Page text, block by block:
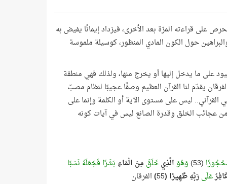
على قراءته المرّة بعد الأخرى، فيزداد إيمانًا يفيض به
حول الكون المادي المنظور، كوسيلة ملموسة
على ما يدخل إليها أو يخرج منها، ولذلك فهي منطقة
يقدّم لنا القرآن العظيم وصفًا عجيبًا لنظام مصبّ
القرآني.. ليس على مستوى الآية أو الكلمة وإنما على
عجائب الخلق وقدرة الصانع ليس في آيات كونه
(53) وَهُوَالَّذِيخَلَقَ مِنَ الْمَاءِ بَشَرًا فَجَعَلَهُ نَسَبًا
عَلَىرَبِّهِ ظَهِيرًا (55
)الفرقان